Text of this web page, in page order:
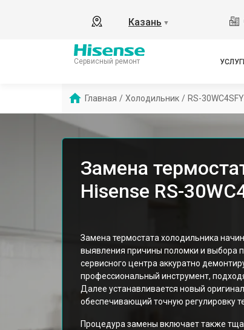
Казань ▼
Сервисный ремонт
Главная / Холодильник / RS-
Замена
Hisense RS-
Замена термостата холодильника
выявления причины поломки и выбора
сервисного центра аккуратно
профессиональный инструмент,
Далее устанавливается новый
обеспечивающий точную регулировку
Процедура замены включает также